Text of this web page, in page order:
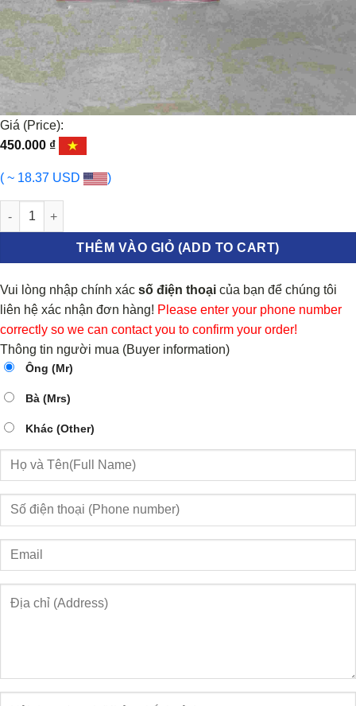
Giá (Price):
450.000 ₫
( ~ 18.37 USD )
BƠM NƯỚC RỬA KÍNH FORD RANGER số lượng
THÊM VÀO GIỎ (ADD TO CART)
Vui lòng nhập chính xác số điện thoại của bạn để chúng tôi
liên hệ xác nhận đơn hàng! Please enter your phone number
correctly so we can contact you to confirm your order!
Thông tin người mua (Buyer information)
Ông (Mr)
Bà (Mrs)
Khác (Other)